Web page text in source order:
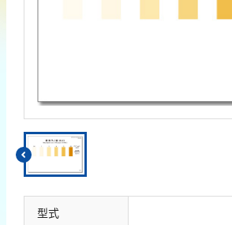
型式
モリブデン
金属総量
有機汚濁
BOD